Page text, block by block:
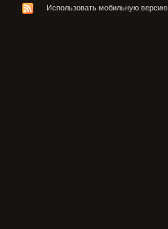
Использовать мобильную версию